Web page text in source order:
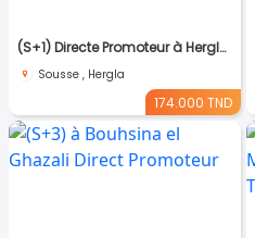
(S+1) Directe Promoteur à Hergla Lotissement AFH
Sousse , Hergla
174.000 TND